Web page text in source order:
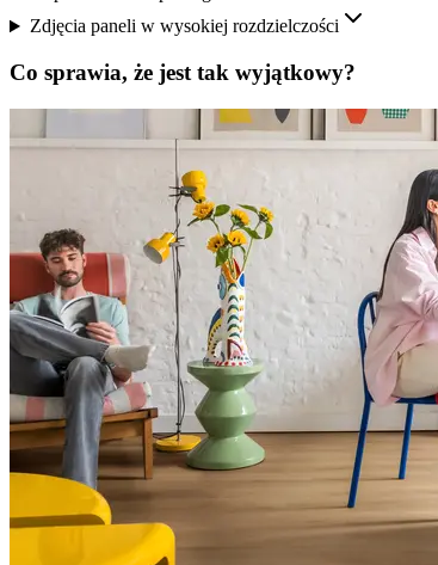
Zdjęcia paneli w wysokiej rozdzielczości
Co sprawia, że jest tak wyjątkowy?